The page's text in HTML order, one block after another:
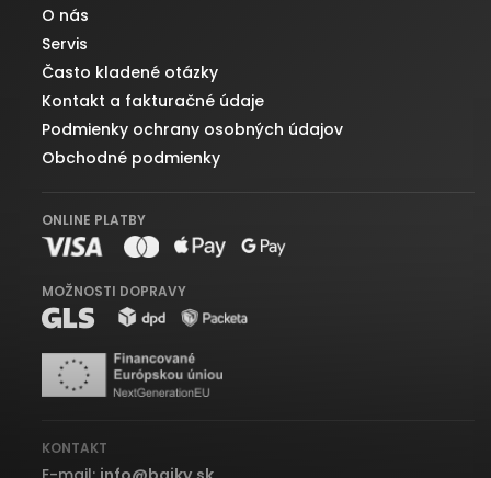
O nás
Servis
Často kladené otázky
Kontakt a fakturačné údaje
Podmienky ochrany osobných údajov
Obchodné podmienky
ONLINE PLATBY
MOŽNOSTI DOPRAVY
KONTAKT